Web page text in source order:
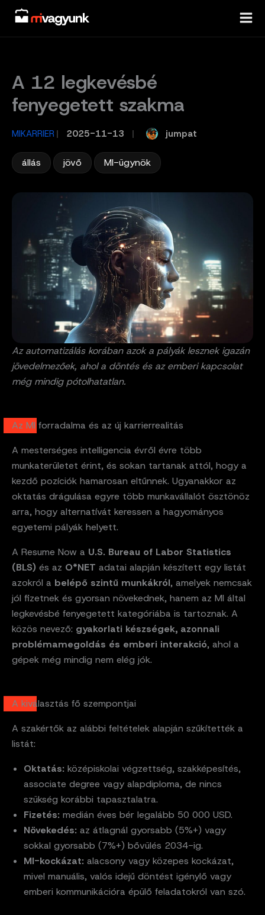
Skip
content
A 12 legkevésbé
fenyegetett szakma
MIKARRIER / 2025-11-13 jumpat
állás jövő MI-ügynök
Az automatizálás korában azok a pályák lesznek igazán
jövedelmezőek, ahol a döntés és az emberi kapcsolat
még mindig pótolhatatlan.
Az MI forradalma és az új karrierrealitás
A mesterséges intelligencia évről évre több
munkaterületet érint, és sokan tartanak attól, hogy a
kezdő pozíciók hamarosan eltűnnek. Ugyanakkor az
oktatás drágulása egyre több munkavállalót ösztönöz
arra, hogy alternatívát keressen a hagyományos
egyetemi pályák helyett.
A Resume Now a U.S. Bureau of Labor Statistics
(BLS) és az O*NET adatai alapján készített egy listát
azokról a belépő szintű munkákról, amelyek nemcsak
jól fizetnek és gyorsan növekednek, hanem az MI által
legkevésbé fenyegetett kategóriába is tartoznak. A
közös nevező: gyakorlati készségek, azonnali
problémamegoldás és emberi interakció, ahol a
gépek még mindig nem elég jók.
A kiválasztás fő szempontjai
A szakértők az alábbi feltételek alapján szűkítették a
listát:
Oktatás: középiskolai végzettség, szakképesítés,
associate degree vagy alapdiploma, de nincs
szükség korábbi tapasztalatra.
Fizetés: medián éves bér legalább 50 000 USD.
Növekedés: az átlagnál gyorsabb (5%+) vagy
sokkal gyorsabb (7%+) bővülés 2034-ig.
MI-kockázat: alacsony vagy közepes kockázat,
mivel manuális, valós idejű döntést igénylő vagy
emberi kommunikációra épülő feladatokról van szó.